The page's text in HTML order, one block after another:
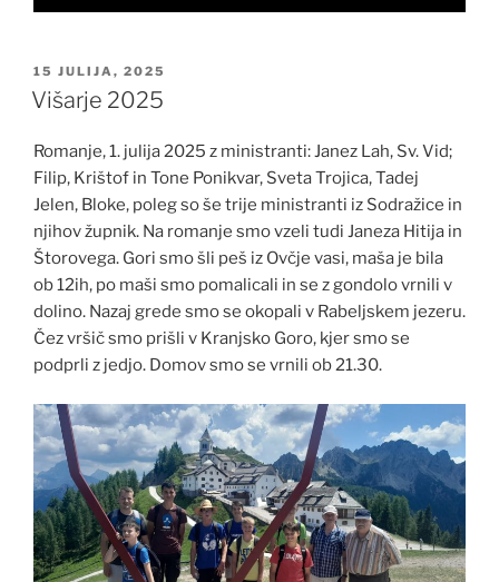
OBJAVLJENO
DNE
15 JULIJA, 2025
Višarje 2025
Romanje, 1. julija 2025 z ministranti: Janez Lah, Sv. Vid;
Filip, Krištof in Tone Ponikvar, Sveta Trojica, Tadej
Jelen, Bloke, poleg so še trije ministranti iz Sodražice in
njihov župnik. Na romanje smo vzeli tudi Janeza Hitija in
Štorovega. Gori smo šli peš iz Ovčje vasi, maša je bila
ob 12ih, po maši smo pomalicali in se z gondolo vrnili v
dolino. Nazaj grede smo se okopali v Rabeljskem jezeru.
Čez vršič smo prišli v Kranjsko Goro, kjer smo se
podprli z jedjo. Domov smo se vrnili ob 21.30.